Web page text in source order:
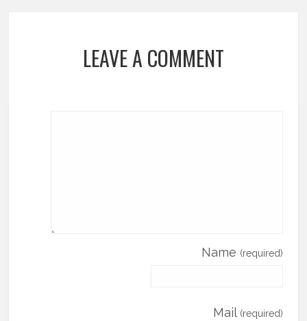
LEAVE A COMMENT
Name (required)
Mail (required)